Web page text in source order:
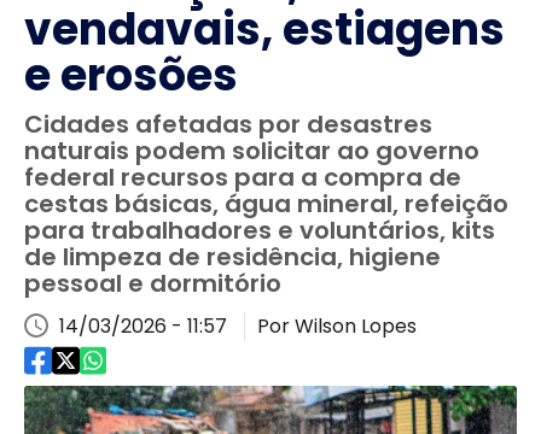
vendavais, estiagens
e erosões
Cidades afetadas por desastres
naturais podem solicitar ao governo
federal recursos para a compra de
cestas básicas, água mineral, refeição
para trabalhadores e voluntários, kits
de limpeza de residência, higiene
pessoal e dormitório
14/03/2026 - 11:57 Por Wilson Lopes